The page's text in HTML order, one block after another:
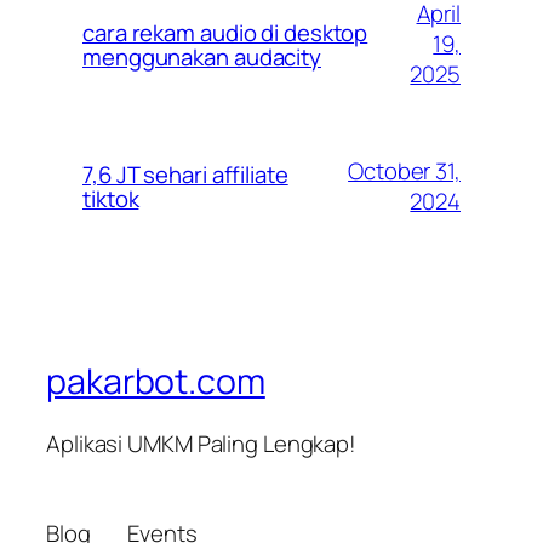
cara rekam audio di desktop
menggunakan audacity
April
19,
2025
7,6 JT sehari affiliate
tiktok
October 31,
2024
pakarbot.com
Aplikasi UMKM Paling Lengkap!
Blog Events